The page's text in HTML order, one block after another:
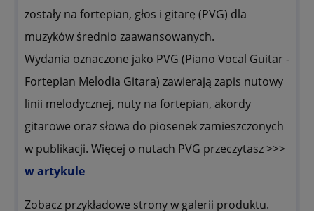
zostały na fortepian, głos i gitarę (PVG) dla
muzyków średnio zaawansowanych.
Wydania oznaczone jako PVG (Piano Vocal Guitar -
Fortepian Melodia Gitara) zawierają zapis nutowy
linii melodycznej, nuty na fortepian, akordy
gitarowe oraz słowa do piosenek zamieszczonych
w publikacji. Więcej o nutach PVG przeczytasz >>>
w artykule
Zobacz przykładowe strony w galerii produktu.